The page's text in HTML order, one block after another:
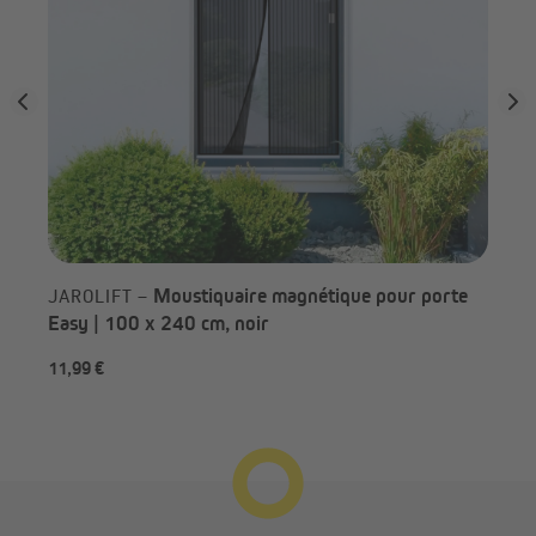
JAROLIFT – Moustiquaire magnétique pour porte
Easy | 100 x 240 cm, noir
11,99 €